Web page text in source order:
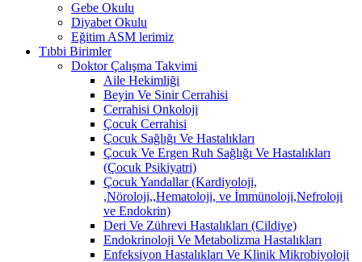
Gebe Okulu
Diyabet Okulu
Eğitim ASM lerimiz
Tıbbi Birimler
Doktor Çalışma Takvimi
Aile Hekimliği
Beyin Ve Sinir Cerrahisi
Cerrahisi Onkoloji
Çocuk Cerrahisi
Çocuk Sağlığı Ve Hastalıkları
Çocuk Ve Ergen Ruh Sağlığı Ve Hastalıkları
(Çocuk Psikiyatri)
Çocuk Yandallar (Kardiyoloji,
,Nöroloji,,Hematoloji, ve İmmünoloji,Nefroloji
ve Endokrin)
Deri Ve Zührevi Hastalıkları (Cildiye)
Endokrinoloji Ve Metabolizma Hastalıkları
Enfeksiyon Hastalıkları Ve Klinik Mikrobiyoloji